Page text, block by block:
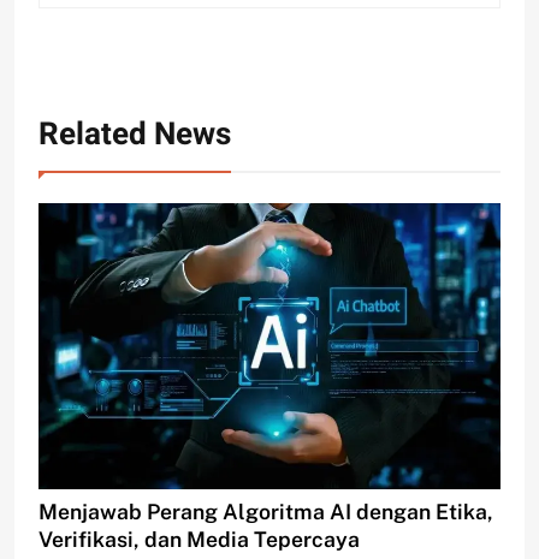
Related News
Menjawab Perang Algoritma AI dengan Etika,
Verifikasi, dan Media Tepercaya